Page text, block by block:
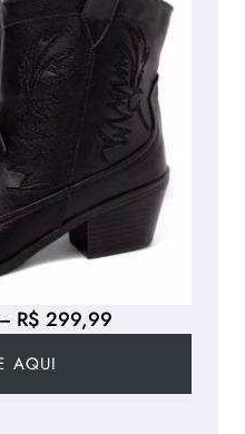
R$ 299,99
AQUI